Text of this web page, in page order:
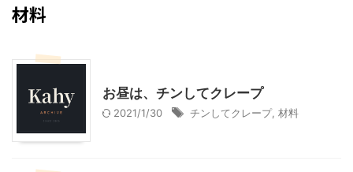
材料
お昼は、チンしてクレープ
2021/1/30 チンしてクレープ, 材料